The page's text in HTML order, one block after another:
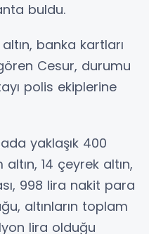
buldu.
banka kartları
Cesur, durumu
polis ekiplerine
yaklaşık 400
14 çeyrek altın,
998 lira nakit para
altınların toplam
lira olduğu